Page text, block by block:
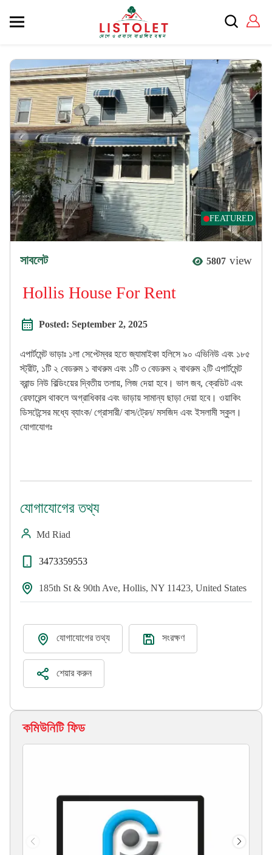
FEATURED
সাবলেট 5807 view
Hollis House For Rent
Posted: September 2, 2025
এপার্টমেন্ট ভাড়াঃ ১লা সেপ্টেম্বর হতে জ্যামাইকা হলিসে ৯০ এভিনিউ এবং ১৮৫
স্ট্রীট, ১টি ২ বেডরুম ১ বাথরুম এবং ১টি ৩ বেডরুম ২ বাথরুম ২টি এপার্টমেন্ট
ব্রান্ড নিউ বিল্ডিংয়ের দ্বিতীয় তলায়, লিজ দেয়া হবে। ভাল জব, ক্রেডিট এবং
রেফারেন্স থাকলে অগ্রাধিকার এবং ভাড়ায় সামান্য ছাড়া দেয়া হবে। ওয়াকিং
ডিসটেন্সের মধ্যে ব্যাংক/ গ্রোসারী/ বাস/ট্রেন/ মসজিদ এবং ইসলামী স্কুল।
যোগাযোগঃ
যোগাযোগের তথ্য
Md Riad
3473359553
185th St & 90th Ave, Hollis, NY 11423, United States
যোগাযোগের তথ্য সংরক্ষণ
শেয়ার করুন
কমিউনিটি ফিড